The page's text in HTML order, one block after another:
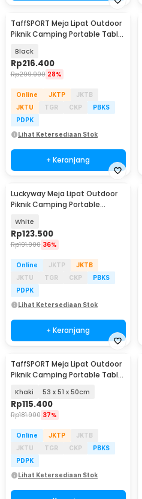
TaffSPORT Meja Lipat Outdoor
Piknik Camping Portable Table
Black
Rp216.400
Rp299.900 28%
Online JKTP
JKTB
JKTU
TGR CKP
PBKS
PDPK
Lihat Ketersediaan Stok
+ Keranjang
Luckyway Meja Lipat Outdoor
Piknik Camping Portable
White
Rp123.500
Rp191.900 36%
Online JKTP
JKTB
JKTU
TGR CKP
PBKS
PDPK
Lihat Ketersediaan Stok
+ Keranjang
TaffSPORT Meja Lipat Outdoor
Piknik Camping Portable Table
Khaki 53 x 51 x 50cm
Rp115.400
Rp181.900 37%
Online JKTP
JKTB
JKTU
TGR CKP
PBKS
PDPK
Lihat Ketersediaan Stok